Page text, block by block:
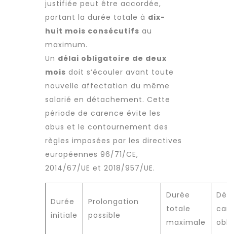
justifiée peut être accordée,
portant la durée totale à dix-
huit mois consécutifs au
maximum.
Un délai obligatoire de deux
mois doit s’écouler avant toute
nouvelle affectation du même
salarié en détachement. Cette
période de carence évite les
abus et le contournement des
règles imposées par les directives
européennes 96/71/CE,
2014/67/UE et 2018/957/UE.
Durée
initiale
Prolongation
possible
Durée
totale
maximale